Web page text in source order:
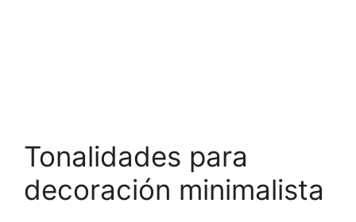
Tonalidades para
decoración minimalista